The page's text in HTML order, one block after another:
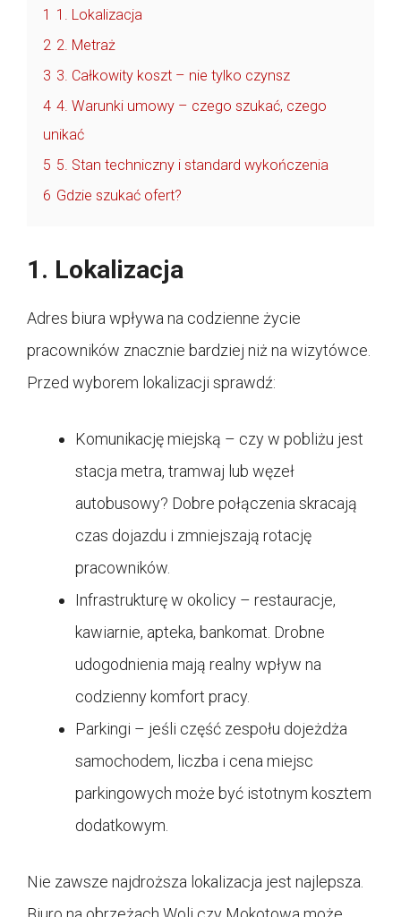
1 1. Lokalizacja
2 2. Metraż
3 3. Całkowity koszt – nie tylko czynsz
4 4. Warunki umowy – czego szukać, czego
unikać
5 5. Stan techniczny i standard wykończenia
6 Gdzie szukać ofert?
1. Lokalizacja
Adres biura wpływa na codzienne życie
pracowników znacznie bardziej niż na wizytówce.
Przed wyborem lokalizacji sprawdź:
Komunikację miejską – czy w pobliżu jest
stacja metra, tramwaj lub węzeł
autobusowy? Dobre połączenia skracają
czas dojazdu i zmniejszają rotację
pracowników.
Infrastrukturę w okolicy – restauracje,
kawiarnie, apteka, bankomat. Drobne
udogodnienia mają realny wpływ na
codzienny komfort pracy.
Parkingi – jeśli część zespołu dojeżdża
samochodem, liczba i cena miejsc
parkingowych może być istotnym kosztem
dodatkowym.
Nie zawsze najdroższa lokalizacja jest najlepsza.